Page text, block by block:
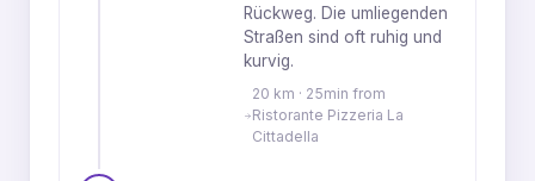
Rückweg. Die umliegenden
Straßen sind oft ruhig und
kurvig.
20 km · 25min from
Ristorante Pizzeria La
Cittadella